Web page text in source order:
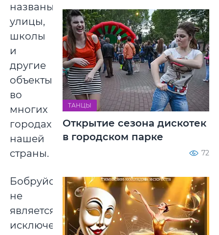
названы
улицы,
школы
и
другие
объекты
во
многих
городах
нашей
страны.
Бобруйск
не
является
исключением:
ТАНЦЫ
Открытие сезона дискотек
в городском парке
72